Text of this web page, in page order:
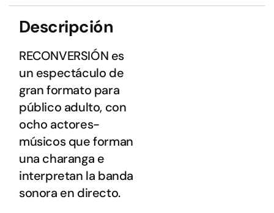
Descripción
RECONVERSIÓN es
un espectáculo de
gran formato para
público adulto, con
ocho actores-
músicos que forman
una charanga e
interpretan la banda
sonora en directo.